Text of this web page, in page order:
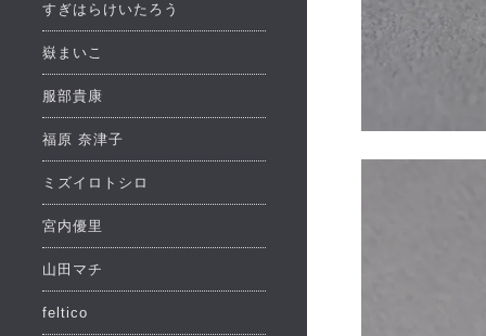
すぎはらけいたろう
嶽まいこ
服部貴康
福原 奈津子
ミズイロトシロ
宮内優里
山田マチ
feltico